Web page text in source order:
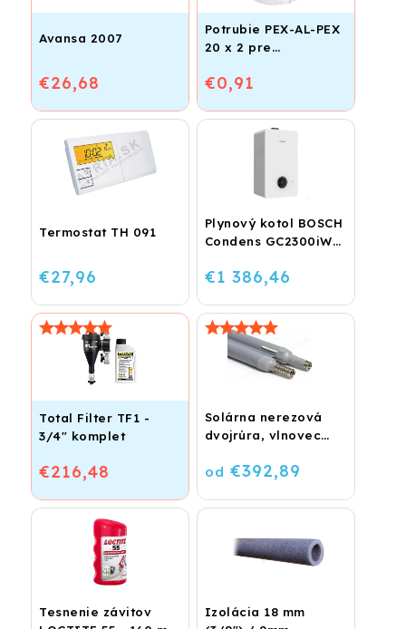
Avansa 2007
€26,68
Potrubie PEX-AL-PEX
20 x 2 pre
podlahové kúrenie a
€0,91
Termostat TH 091
€27,96
Plynový kotol BOSCH
Condens GC2300iW
kondenzačný
€1 386,46
Total Filter TF1 -
3/4" komplet
€216,48
Solárna nerezová
dvojrúra, vlnovec
od €392,89
Tesnenie závitov
Izolácia 18 mm